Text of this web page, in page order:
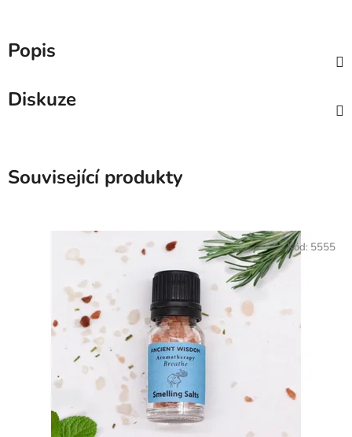
Popis
Diskuze
Související produkty
Kód: 5555